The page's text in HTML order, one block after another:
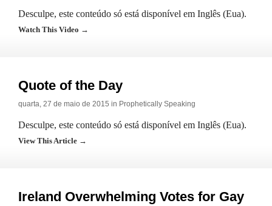
Desculpe, este conteúdo só está disponível em Inglês (Eua).
Watch This Video →
Quote of the Day
quarta, 27 de maio de 2015 in Prophetically Speaking
Desculpe, este conteúdo só está disponível em Inglês (Eua).
View This Article →
Ireland Overwhelming Votes for Gay